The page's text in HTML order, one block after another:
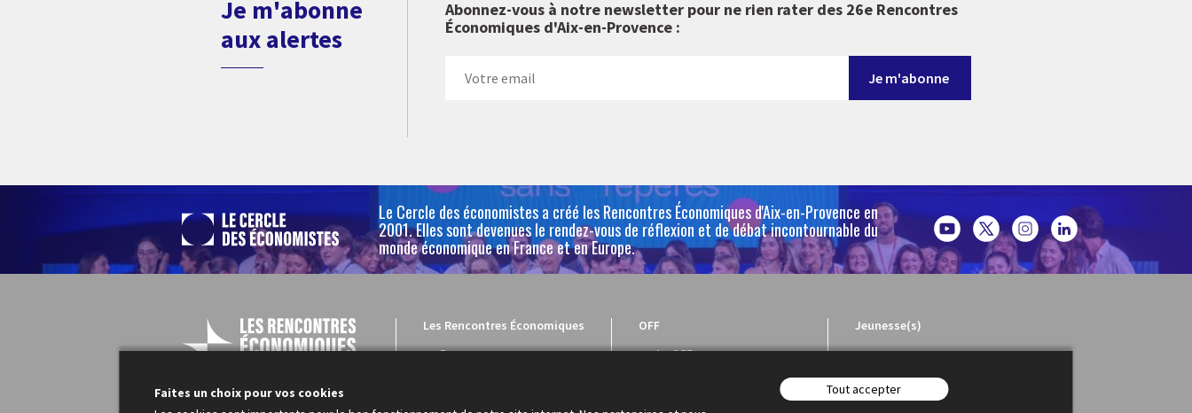
Je m'abonne
aux alertes
Abonnez-vous à notre newsletter pour ne rien rater des 26e Rencontres
Économiques d'Aix-en-Provence :
Le Cercle des économistes a créé les Rencontres Économiques d'Aix-en-Provence en
2001. Elles sont devenues le rendez-vous de réflexion et de débat incontournable du
monde économique en France et en Europe.
Les Rencontres Économiques
Programme
OFF
Le OFF
Jeunesse(s)
Faites un choix pour vos cookies
Tout accepter